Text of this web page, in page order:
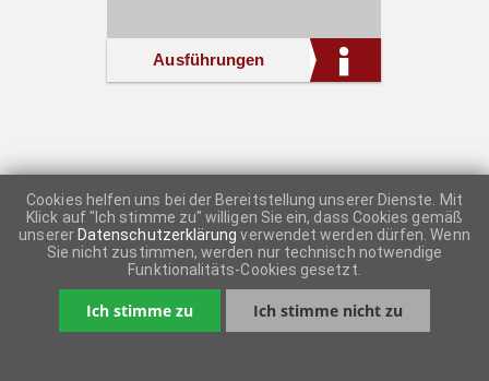
Cookies helfen uns bei der Bereitstellung unserer Dienste. Mit
Klick auf "Ich stimme zu" willigen Sie ein, dass Cookies gemäß
unserer Datenschutzerklärung verwendet werden dürfen. Wenn
Sie nicht zustimmen, werden nur technisch notwendige
Funktionalitäts-Cookies gesetzt.
Ich stimme zu Ich stimme nicht zu
Ausführungen